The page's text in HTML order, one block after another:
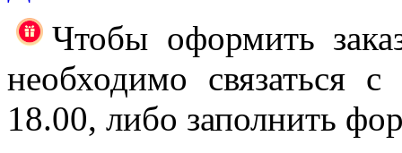
Чтобы оформить
необходимо
18.00, либо заполнить